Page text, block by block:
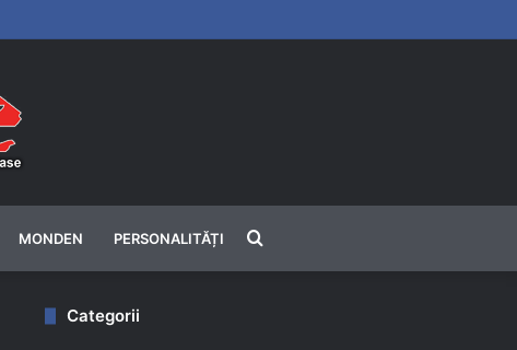
MONDEN PERSONALITĂȚI
Categorii